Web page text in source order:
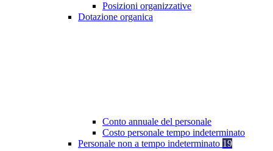
Posizioni organizzative
Dotazione organica
Conto annuale del personale
Costo personale tempo indeterminato
Personale non a tempo indeterminato 19